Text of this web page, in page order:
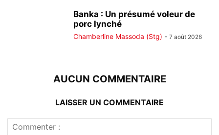
Banka : Un présumé voleur de
porc lynché
Chamberline Massoda (Stg) - 7 août 2026
AUCUN COMMENTAIRE
LAISSER UN COMMENTAIRE